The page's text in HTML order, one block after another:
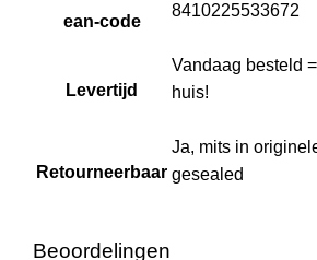
ean-code
8410225533672
Levertijd
Vandaag besteld
huis!
Retourneerbaar
Ja, mits in
gesealed
Beoordelingen